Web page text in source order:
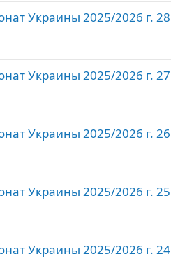
Украины 2025/2026 г. 28
Украины 2025/2026 г. 27
Украины 2025/2026 г. 26
Украины 2025/2026 г. 25
Украины 2025/2026 г. 24